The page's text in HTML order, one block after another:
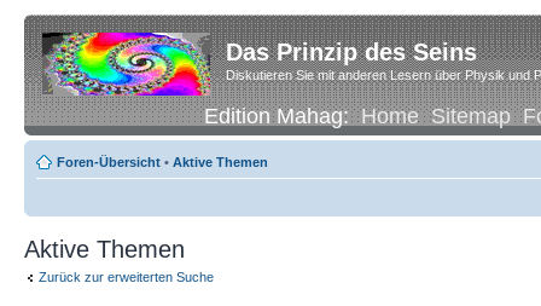
Das Prinzip des Seins
Diskutieren Sie mit anderen Lesern über Physik und
Edition Mahag:Home Sitemap
Foren-Übersicht • Aktive Themen
Aktive Themen
Zurück zur erweiterten Suche